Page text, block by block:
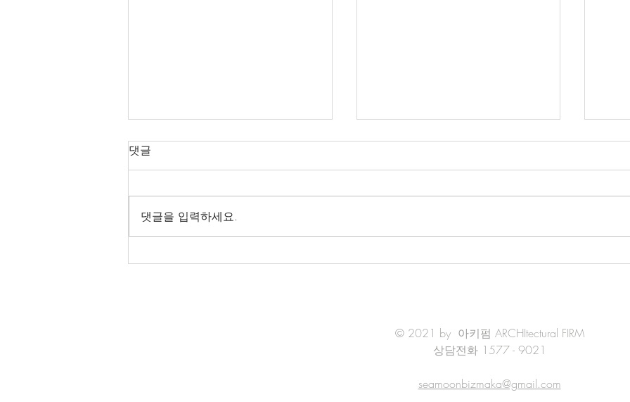
전통건축 관련 용어
후퇴집 : 퇴가 뒤에만 있는 집 퇴 -
양, 그물 모양 또는 물결 무늬로
넓게 그려 넣는 여러 색깔 띠 흑창
전통건축 관련 용어
회사벽 : 진흙에 백토와 석회를 섞
모양으로 꺾여 굽은 곳에 있는 추
전
황성
이
댓글
댓글을 입력하세요.
© 2021 by 아키펌 ARCHItectural FIRM
상담전화 1577 - 9021
seamoonbizmaka@gmail.com